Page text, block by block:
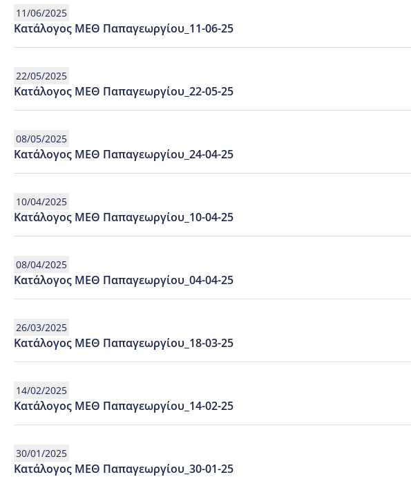
11/06/2025
Κατάλογος ΜΕΘ Παπαγεωργίου_11-06-25
22/05/2025
Κατάλογος ΜΕΘ Παπαγεωργίου_22-05-25
08/05/2025
Κατάλογος ΜΕΘ Παπαγεωργίου_24-04-25
10/04/2025
Κατάλογος ΜΕΘ Παπαγεωργίου_10-04-25
08/04/2025
Κατάλογος ΜΕΘ Παπαγεωργίου_04-04-25
26/03/2025
Κατάλογος ΜΕΘ Παπαγεωργίου_18-03-25
14/02/2025
Κατάλογος ΜΕΘ Παπαγεωργίου_14-02-25
30/01/2025
Κατάλογος ΜΕΘ Παπαγεωργίου_30-01-25